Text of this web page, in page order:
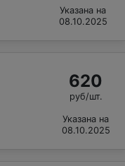
Указана на
08.10.2025
620
руб/шт.
Указана на
08.10.2025